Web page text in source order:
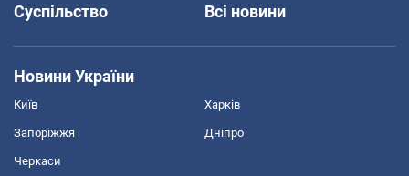
Суспільство
Всі новини
Новини України
Київ Харків
Запоріжжя Дніпро
Черкаси